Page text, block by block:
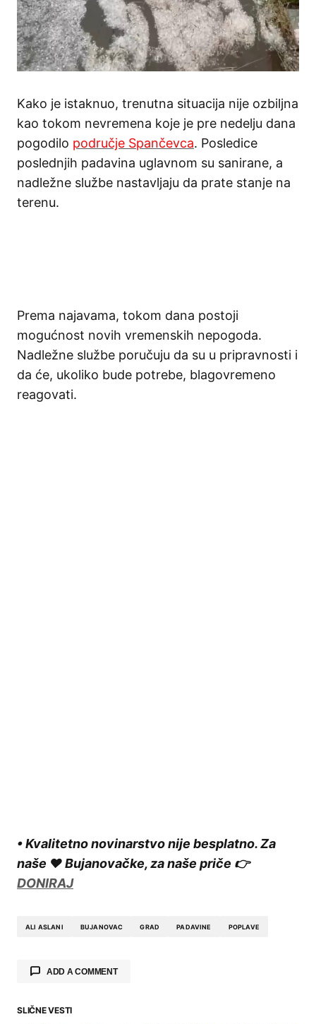
Kako je istaknuo, trenutna situacija nije ozbiljna
kao tokom nevremena koje je pre nedelju dana
pogodilo područje Spančevca. Posledice
poslednjih padavina uglavnom su sanirane, a
nadležne službe nastavljaju da prate stanje na
terenu.
Prema najavama, tokom dana postoji
mogućnost novih vremenskih nepogoda.
Nadležne službe poručuju da su u pripravnosti i
da će, ukoliko bude potrebe, blagovremeno
reagovati.
• Kvalitetno novinarstvo nije besplatno. Za
naše ❤️ Bujanovačke, za naše priče 👉
DONIRAJ
ALI ASLANI BUJANOVAC GRAD PADAVINE POPLAVE
ADD A COMMENT
SLIČNE VESTI